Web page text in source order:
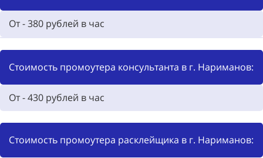
От - 380 рублей в час
Стоимость промоутера консультанта в г. Нариманов:
От - 430 рублей в час
Стоимость промоутера расклейщика в г. Нариманов: